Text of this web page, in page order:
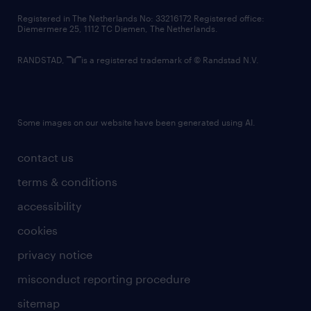
contact us
terms & conditions
accessibility
cookies
privacy notice
misconduct reporting procedure
sitemap
Registered in The Netherlands No: 33216172 Registered office:
Diemermere 25, 1112 TC Diemen, The Netherlands.
RANDSTAD, is a registered trademark of © Randstad N.V.
Some images on our website have been generated using AI.